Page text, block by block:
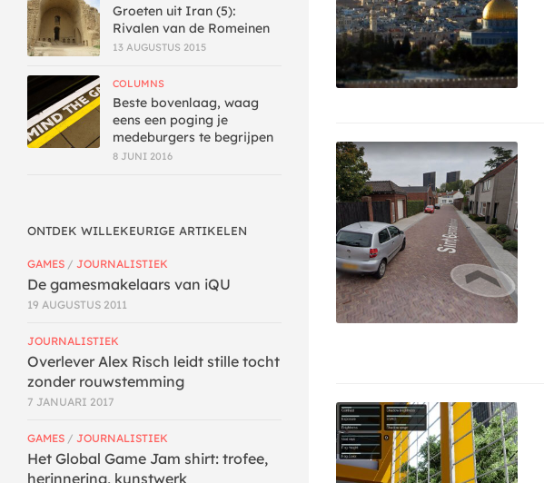
Groeten uit Iran (5):
Rivalen van de Romeinen
13 AUGUSTUS 2015
COLUMNS
Beste bovenlaag, waag
eens een poging je
medeburgers te begrijpen
8 JUNI 2016
ONTDEK WILLEKEURIGE ARTIKELEN
GAMES / JOURNALISTIEK
De gamesmakelaars van iQU
19 AUGUSTUS 2011
JOURNALISTIEK
Overlever Alex Risch leidt stille tocht
zonder rouwstemming
7 JANUARI 2017
GAMES / JOURNALISTIEK
Het Global Game Jam shirt: trofee,
herinnering, kunstwerk